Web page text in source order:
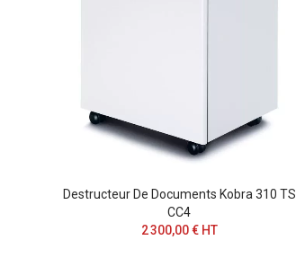
Destructeur De Documents Kobra 310 TS
CC4
2 300,00 € HT